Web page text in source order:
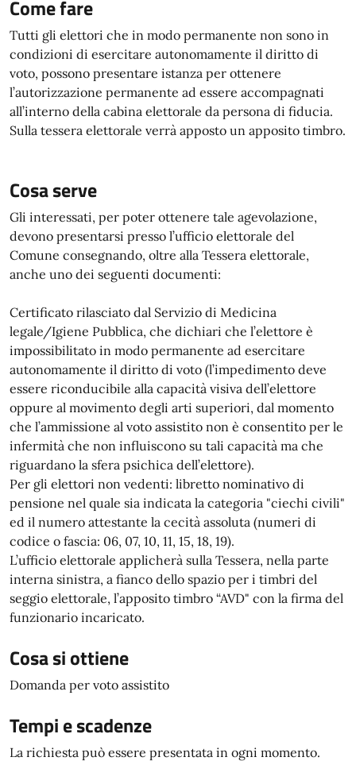
Come fare
Tutti gli elettori che in modo permanente non sono in
condizioni di esercitare autonomamente il diritto di
voto, possono presentare istanza per ottenere
l’autorizzazione permanente ad essere accompagnati
all’interno della cabina elettorale da persona di fiducia.
Sulla tessera elettorale verrà apposto un apposito timbro.
Cosa serve
Gli interessati, per poter ottenere tale agevolazione,
devono presentarsi presso l’ufficio elettorale del
Comune consegnando, oltre alla Tessera elettorale,
anche uno dei seguenti documenti:
Certificato rilasciato dal Servizio di Medicina
legale/Igiene Pubblica, che dichiari che l’elettore è
impossibilitato in modo permanente ad esercitare
autonomamente il diritto di voto (l’impedimento deve
essere riconducibile alla capacità visiva dell’elettore
oppure al movimento degli arti superiori, dal momento
che l’ammissione al voto assistito non è consentito per le
infermità che non influiscono su tali capacità ma che
riguardano la sfera psichica dell’elettore).
Per gli elettori non vedenti: libretto nominativo di
pensione nel quale sia indicata la categoria "ciechi civili"
ed il numero attestante la cecità assoluta (numeri di
codice o fascia: 06, 07, 10, 11, 15, 18, 19).
L’ufficio elettorale applicherà sulla Tessera, nella parte
interna sinistra, a fianco dello spazio per i timbri del
seggio elettorale, l’apposito timbro “AVD" con la firma del
funzionario incaricato.
Cosa si ottiene
Domanda per voto assistito
Tempi e scadenze
La richiesta può essere presentata in ogni momento.